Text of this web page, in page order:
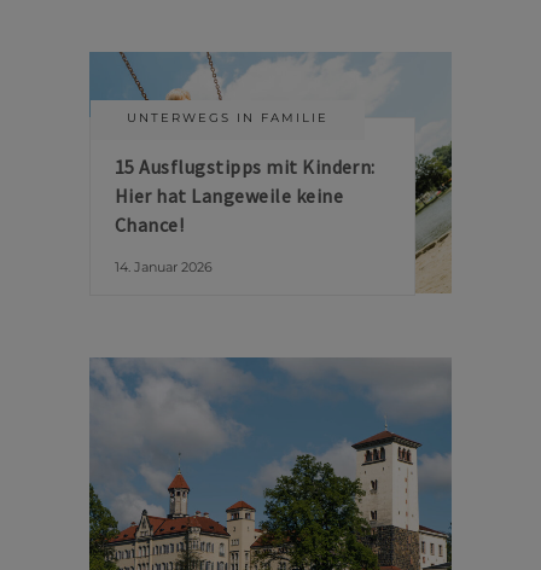
UNTERWEGS IN FAMILIE
15 Ausflugstipps mit Kindern:
Hier hat Langeweile keine
Chance!
14. Januar 2026